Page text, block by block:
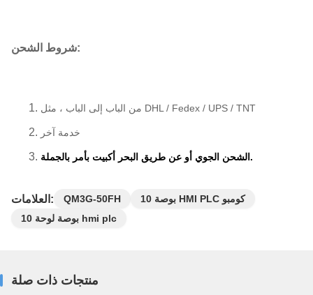
شروط الشحن:
من الباب إلى الباب ، مثل DHL / Fedex / UPS / TNT
خدمة آخر
الشحن الجوي أو عن طريق البحر أكبيت بأمر بالجملة.
العلامات: QM3G-50FH
10 بوصة HMI PLC كومبو
10 بوصة لوحة hmi plc
منتجات ذات صلة